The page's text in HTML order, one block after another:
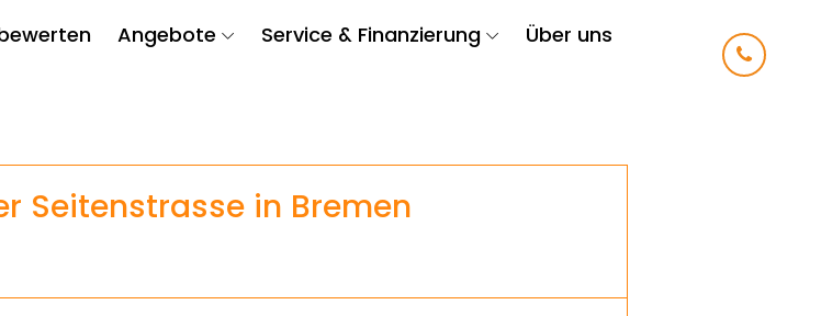
Angebote Service & Finanzierung
Über uns
Seitenstrasse in Bremen